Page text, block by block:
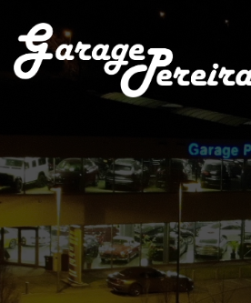
Paramètres avancés des cookies